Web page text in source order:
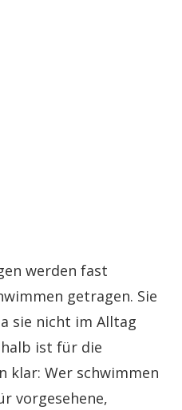
werden fast
getragen. Sie
sie nicht im Alltag
ist für die
klar: Wer schwimmen
vorgesehene,